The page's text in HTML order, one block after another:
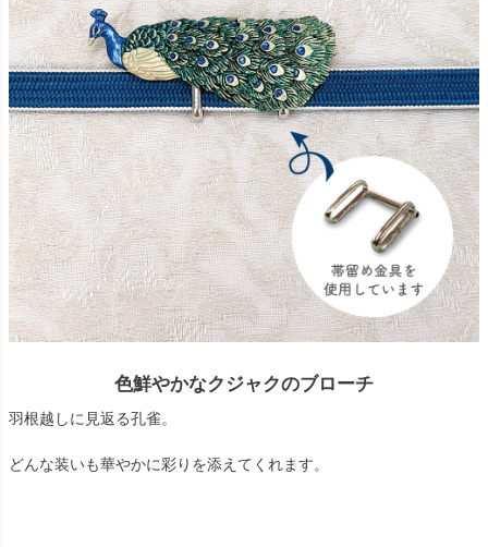
色鮮やかなクジャクのブローチ
羽根越しに見返る孔雀。
どんな装いも華やかに彩りを添えてくれます。